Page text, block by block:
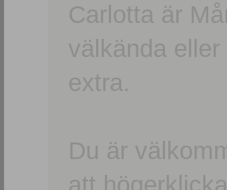
Carlotta är
välkända
extra.
Du är